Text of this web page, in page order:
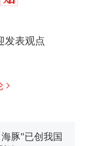
发表观点
法定首都的国
总统就邀请中
豚"已创我国